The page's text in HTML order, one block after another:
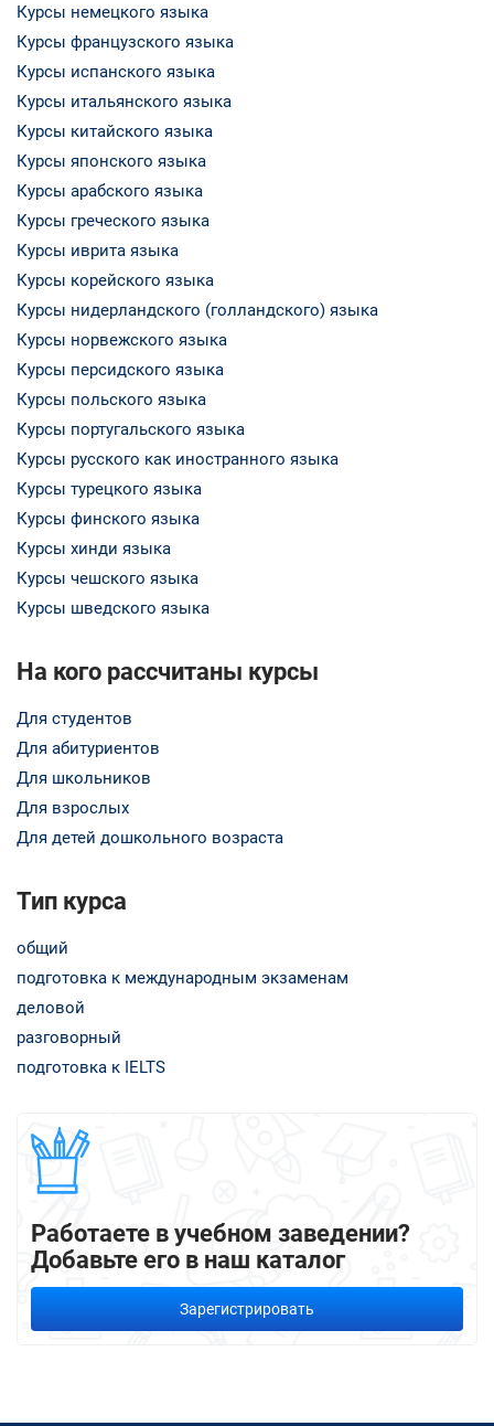
Курсы немецкого языка
Курсы французского языка
Курсы испанского языка
Курсы итальянского языка
Курсы китайского языка
Курсы японского языка
Курсы арабского языка
Курсы греческого языка
Курсы иврита языка
Курсы корейского языка
Курсы нидерландского (голландского) языка
Курсы норвежского языка
Курсы персидского языка
Курсы польского языка
Курсы португальского языка
Курсы русского как иностранного языка
Курсы турецкого языка
Курсы финского языка
Курсы хинди языка
Курсы чешского языка
Курсы шведского языка
На кого рассчитаны курсы
Для студентов
Для абитуриентов
Для школьников
Для взрослых
Для детей дошкольного возраста
Тип курса
общий
подготовка к международным экзаменам
деловой
разговорный
подготовка к IELTS
Работаете в учебном заведении?
Добавьте его в наш каталог
Зарегистрировать